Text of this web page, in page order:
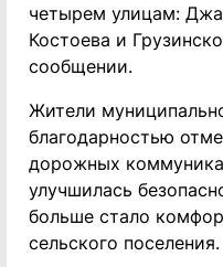
четырем улицам:
Костоева и
сообщении.
Жители
благодарностью
дорожных
улучшилась
больше стало
сельского поселения.